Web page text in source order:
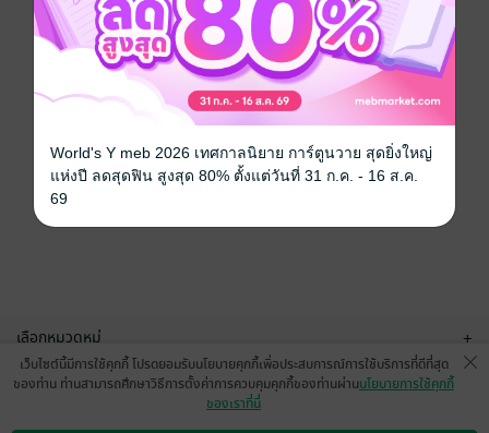
เลือกหมวดหมู่ +
บริการช่วยเหลือ
เว็บไซต์นี้มีการใช้คุกกี้ โปรดยอมรับนโยบายคุกกี้เพื่อประสบการณ์การใช้บริการที่ดีที่สุด
ของท่าน ท่านสามารถศึกษาวิธีการตั้งค่าการควบคุมคุกกี้ของท่านผ่านนโยบายการใช้คุกกี้
ของเราที่นี่
World's Y meb 2026 เทศกาลนิยาย การ์ตูนวาย สุดยิ่งใหญ่
แห่งปี ลดสุดฟิน สูงสุด 80% ตั้งแต่วันที่ 31 ก.ค. - 16 ส.ค.
69